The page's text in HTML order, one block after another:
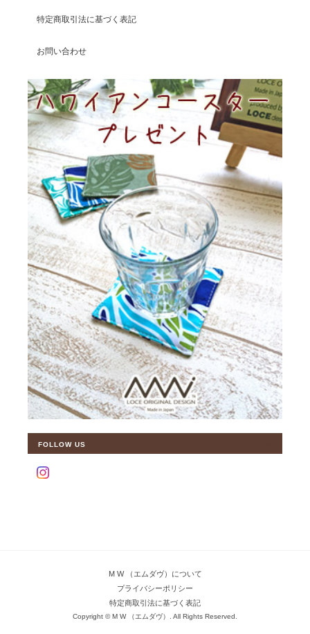
特定商取引法に基づく表記
お問い合わせ
FOLLOW US
M W （エムダヴ）について
プライバシーポリシー
特定商取引法に基づく表記
Copyright © M W （エムダヴ）. All Rights Reserved.